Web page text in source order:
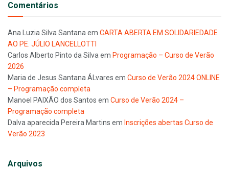
Comentários
Ana Luzia Silva Santanaem CARTA ABERTA EM SOLIDARIEDADE
AO PE. JÚLIO LANCELLOTTI
Carlos Alberto Pinto da Silvaem Programação – Curso de Verão
2026
Maria de Jesus Santana ÁLvares em Curso de Verão 2024 ONLINE
– Programação completa
Manoel PAIXÃO dos Santos em Curso de Verão 2024 –
Programação completa
Dalva aparecida Pereira Martins em Inscrições abertas Curso de
Verão 2023
Arquivos